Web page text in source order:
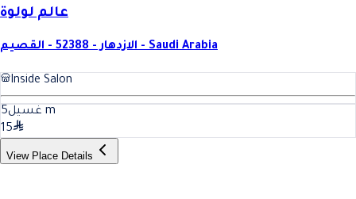
عالم لولوة
الازدهار - 52388 - القصيم - Saudi Arabia
Inside Salon
غسيل5
m
15
View Place Details